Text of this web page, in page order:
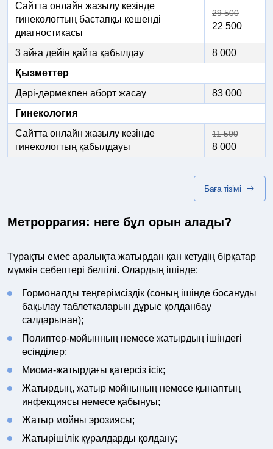
Сайтта онлайн жазылу кезінде
гинекологтың бастапқы кешенді
диагностикасы
29 500
22 500
3 айға дейін қайта қабылдау
8 000
Қызметтер
Дәрі-дәрмекпен аборт жасау
83 000
Гинекология
Сайтта онлайн жазылу кезінде
гинекологтың қабылдауы
11 500
8 000
Баға тізімі
Метроррагия: неге бұл орын алады?
Тұрақты емес аралықта жатырдан қан кетудің бірқатар
мүмкін себептері белгілі. Олардың ішінде:
Гормоналды теңгерімсіздік (соның ішінде босануды
бақылау таблеткаларын дұрыс қолданбау
салдарынан);
Полиптер-мойынның немесе жатырдың ішіндегі
өсінділер;
Миома-жатырдағы қатерсіз ісік;
Жатырдың, жатыр мойнының немесе қынаптың
инфекциясы немесе қабынуы;
Жатыр мойны эрозиясы;
Жатырішілік құралдарды қолдану;